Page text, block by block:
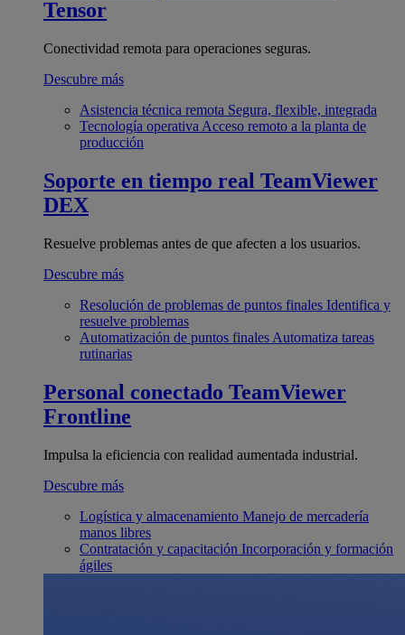
Tensor
Conectividad remota para operaciones seguras.
Descubre más
Asistencia técnica remota Segura, flexible, integrada
Tecnología operativa Acceso remoto a la planta de
producción
Soporte en tiempo real TeamViewer
DEX
Resuelve problemas antes de que afecten a los usuarios.
Descubre más
Resolución de problemas de puntos finales Identifica y
resuelve problemas
Automatización de puntos finales Automatiza tareas
rutinarias
Personal conectado TeamViewer
Frontline
Impulsa la eficiencia con realidad aumentada industrial.
Descubre más
Logística y almacenamiento Manejo de mercadería
manos libres
Contratación y capacitación Incorporación y formación
ágiles